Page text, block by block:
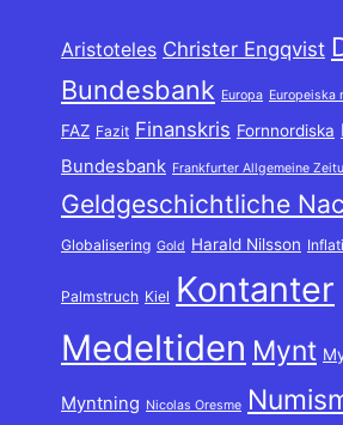
Aristoteles Christer Engqvist
Bundesbank Europa Europeiska
FAZ Fazit Finanskris Fornnordiska
Bundesbank Frankfurter Allgemeine
Geldgeschichtliche
Globalisering Gold Harald Nilsson
Palmstruch Kiel Kontanter
Medeltiden Mynt
Myntning Nicolas Oresme